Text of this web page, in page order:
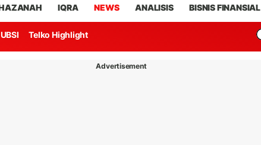
IQRA NEWS ANALISIS BISNIS FINANSIAL
UBSI Telko Highlight
Advertisement